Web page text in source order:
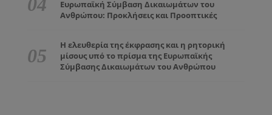
Ευρωπαϊκή Σύμβαση Δικαιωμάτων του
Ανθρώπου: Προκλήσεις και Προοπτικές
Η ελευθερία της έκφρασης και η ρητορική
μίσους υπό το πρίσμα της Ευρωπαϊκής
Σύμβασης Δικαιωμάτων του Ανθρώπου